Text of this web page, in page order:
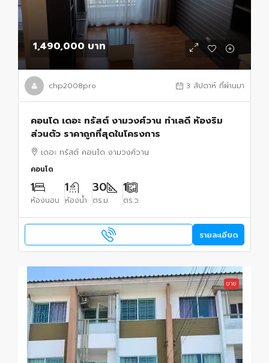
1,490,000 บาท
chp2008pro 3 สัปดาห์ ที่ผ่านมา
คอนโด เดอะ ทรัสต์ งามวงศ์วาน ทำเลดี ห้องริม
ส่วนตัว ราคาถูกที่สุดในโครงการ
เดอะ ทรัสต์ คอนโด งามวงศ์วาน
คอนโด
1
ห้องนอน
1
ห้องน้ำ
30
ตร.ม.
1
ตร.ว.
รายละเอียด
ขาย